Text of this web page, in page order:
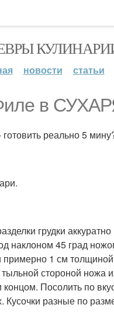
новости статьи
в
реально 5
грудки
наклоном 45 град
примерно 1 см
тыльной стороной ножа
Посолить по
Кусочки разные по